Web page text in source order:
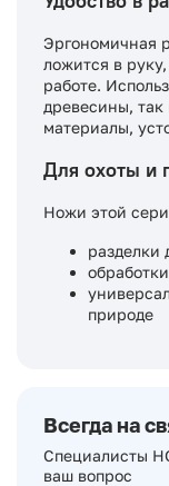
Эргономичная
ложится в
работе.
древесины,
материалы,
Для охоты и
Ножи этой
разделки
природе
Всегда на
Специалисты
ваш вопрос